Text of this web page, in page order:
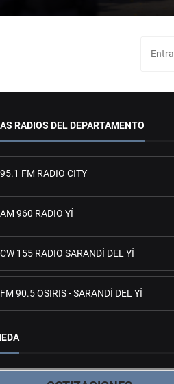
RADIOS DEL DEPARTAMENTO
95.1 FM RADIO CITY
AM 960 RADIO YÍ
CW 155 RADIO SARANDÍ DEL YÍ
FM 90.5 OSIRIS - SARANDÍ DEL YÍ